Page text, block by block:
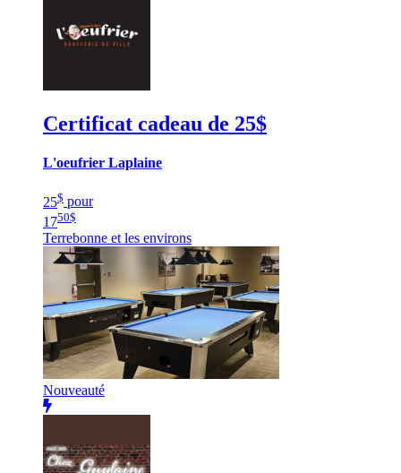
Certificat cadeau de 25$
L'oeufrier Laplaine
25$ pour
1750$
Terrebonne et les environs
Nouveauté